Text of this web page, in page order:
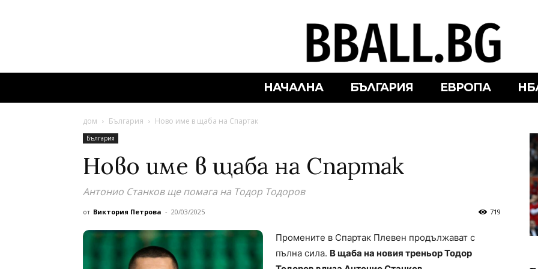
НАЧАЛНА БЪЛГАРИЯ ЕВРОПА
дом България Ново име в щаба на Спартак
България
Ново име в щаба на Спартак
Антонио Станков ще помага на Тодор Тодоров
от Виктория Петрова - 20/03/2025 719
Промените в Спартак Плевен продължават с
пълна сила. В щаба на новия треньор Тодор